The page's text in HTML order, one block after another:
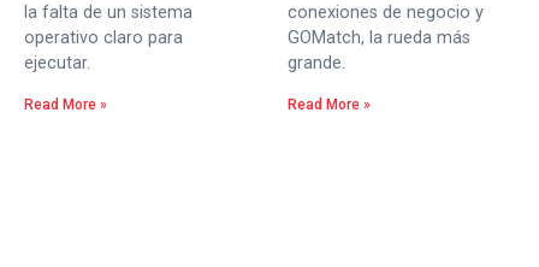
la falta de un sistema
operativo claro para
ejecutar.
Read More »
conexiones de negocio y
GOMatch, la rueda más
grande.
Read More »